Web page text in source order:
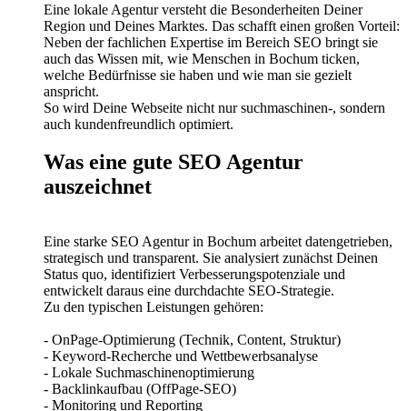
Eine lokale Agentur versteht die Besonderheiten Deiner
Region und Deines Marktes. Das schafft einen großen Vorteil:
Neben der fachlichen Expertise im Bereich SEO bringt sie
auch das Wissen mit, wie Menschen in Bochum ticken,
welche Bedürfnisse sie haben und wie man sie gezielt
anspricht.
So wird Deine Webseite nicht nur suchmaschinen-, sondern
auch kundenfreundlich optimiert.
Was eine gute SEO Agentur
auszeichnet
Eine starke SEO Agentur in Bochum arbeitet datengetrieben,
strategisch und transparent. Sie analysiert zunächst Deinen
Status quo, identifiziert Verbesserungspotenziale und
entwickelt daraus eine durchdachte SEO-Strategie.
Zu den typischen Leistungen gehören:
- OnPage-Optimierung (Technik, Content, Struktur)
- Keyword-Recherche und Wettbewerbsanalyse
- Lokale Suchmaschinenoptimierung
- Backlinkaufbau (OffPage-SEO)
- Monitoring und Reporting